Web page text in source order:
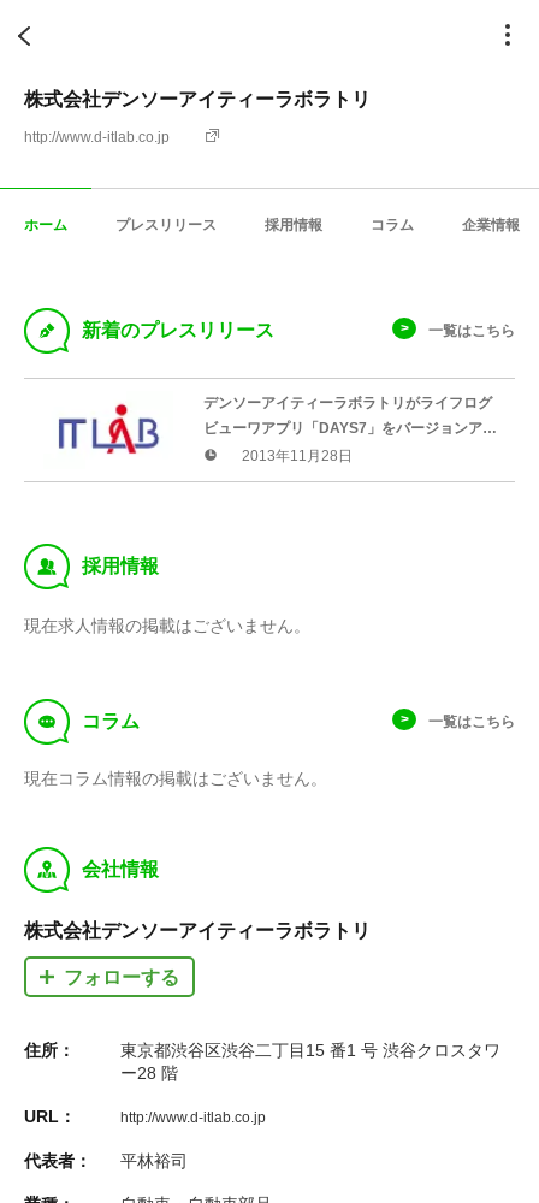
株式会社デンソーアイティーラボラトリ
http://www.d-itlab.co.jp
ホーム プレスリリース 採用情報 コラム 企業情報
D 新着のプレスリリース 一覧はこちら
デンソーアイティーラボラトリがライフログ
ビューワアプリ「DAYS7」をバージョンアッ
プ Facebookに対応、UIデザインも見直しシ
ンプルでさらに使いやすく
2013年11月28日
‰ 採用情報
現在求人情報の掲載はございません。
f コラム 一覧はこちら
現在コラム情報の掲載はございません。
y 会社情報
株式会社デンソーアイティーラボラトリ
フォローする
住所：
東京都渋谷区渋谷二丁目15 番1 号 渋谷クロスタワ
ー28 階
URL： http://www.d-itlab.co.jp
代表者： 平林裕司